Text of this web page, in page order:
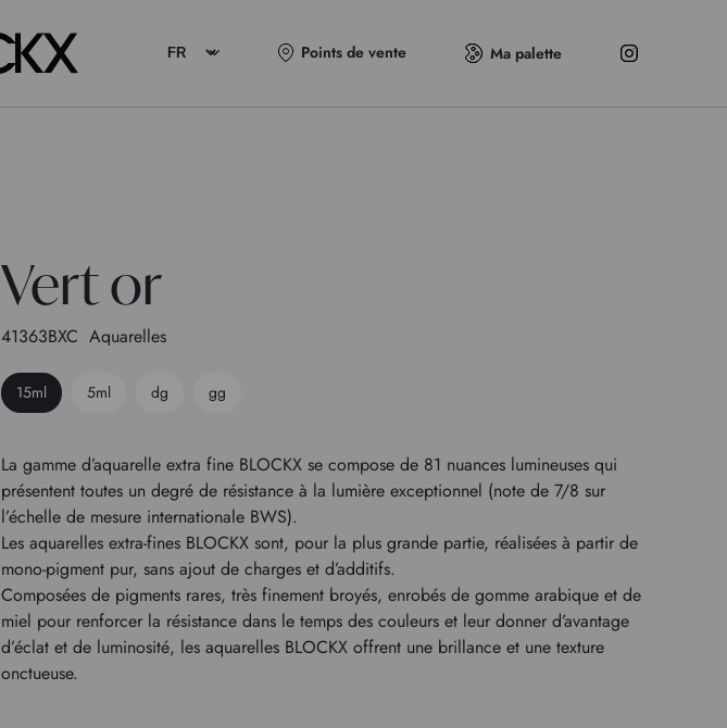
Points de vente Ma palette
Vert or
41363BXC Aquarelles
15ml 5ml dg gg
La gamme d’aquarelle extra fine BLOCKX se compose de 81 nuances lumineuses qui
présentent toutes un degré de résistance à la lumière exceptionnel (note de 7/8 sur
l’échelle de mesure internationale BWS).
Les aquarelles extra-fines BLOCKX sont, pour la plus grande partie, réalisées à partir de
mono-pigment pur, sans ajout de charges et d’additifs.
Composées de pigments rares, très finement broyés, enrobés de gomme arabique et de
miel pour renforcer la résistance dans le temps des couleurs et leur donner d’avantage
d’éclat et de luminosité, les aquarelles BLOCKX offrent une brillance et une texture
onctueuse.